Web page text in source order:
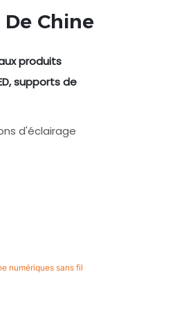
Chine
produits
supports de
d'éclairage